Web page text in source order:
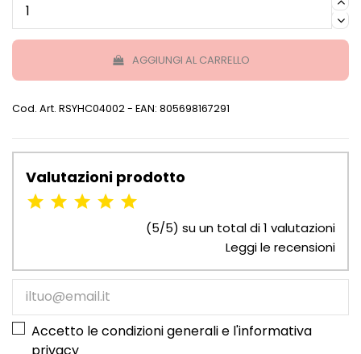
AGGIUNGI AL CARRELLO
Cod. Art. RSYHC04002- EAN: 805698167291
Valutazioni prodotto
(5/5) su un total di 1 valutazioni
Leggi le recensioni
Accetto le condizioni generali e l'informativa